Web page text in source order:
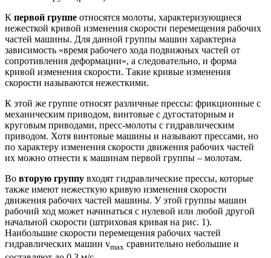
К первой группе относятся молоты, характеризующиеся
нежесткой кривой изменения скорости перемещения рабочих
частей машины. Для данной группы машин характерна
зависимость «время рабочего хода подвижных частей от
сопротивления деформации», а следовательно, и форма
кривой изменения скорости. Такие кривые изменения
скорости называются нежесткими.
К этой же группе относят различные прессы: фрикционные с
механическим приводом, винтовые с дугостаторным и
круговым приводами, пресс-молоты с гидравлическим
приводом. Хотя винтовые машины и называют прессами, но
по характеру изменения скорости движения рабочих частей
их можно отнести к машинам первой группы – молотам.
Во вторую группу входят гидравлические прессы, которые
также имеют нежесткую кривую изменения скорости
движения рабочих частей машины. У этой группы машин
рабочий ход может начинаться с нулевой или любой другой
начальной скорости (штриховая кривая на рис. 1).
Наибольшие скорости перемещения рабочих частей
гидравлических машин vmax сравнительно небольшие и